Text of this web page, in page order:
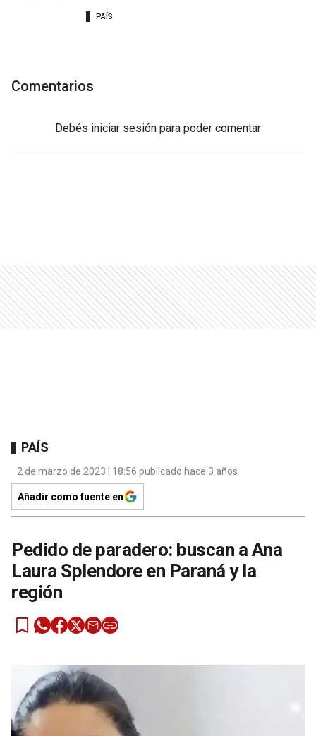
PAÍS
Comentarios
Debés iniciar sesión para poder comentar
PAÍS
2 de marzo de 2023 | 18:56 publicado hace 3 años
Añadir como fuente en
Pedido de paradero: buscan a Ana
Laura Splendore en Paraná y la
región